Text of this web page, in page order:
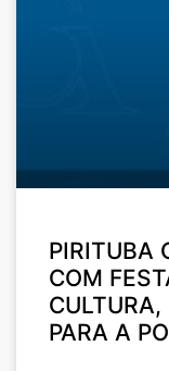
PIRITUBA
COM
PARA A